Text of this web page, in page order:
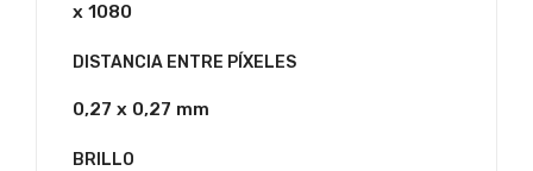
x 1080
DISTANCIA ENTRE PÍXELES
0,27 x 0,27 mm
BRILLO